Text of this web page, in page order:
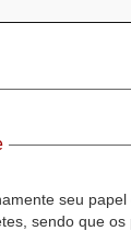
seu
sendo que